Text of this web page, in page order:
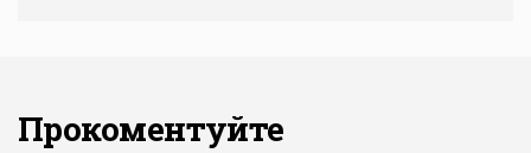
Прокоментуйте